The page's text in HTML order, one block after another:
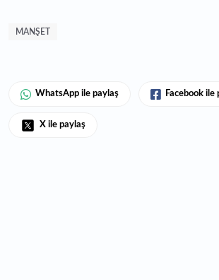
MANŞET
WhatsApp ile paylaş Facebook ile
X ile paylaş